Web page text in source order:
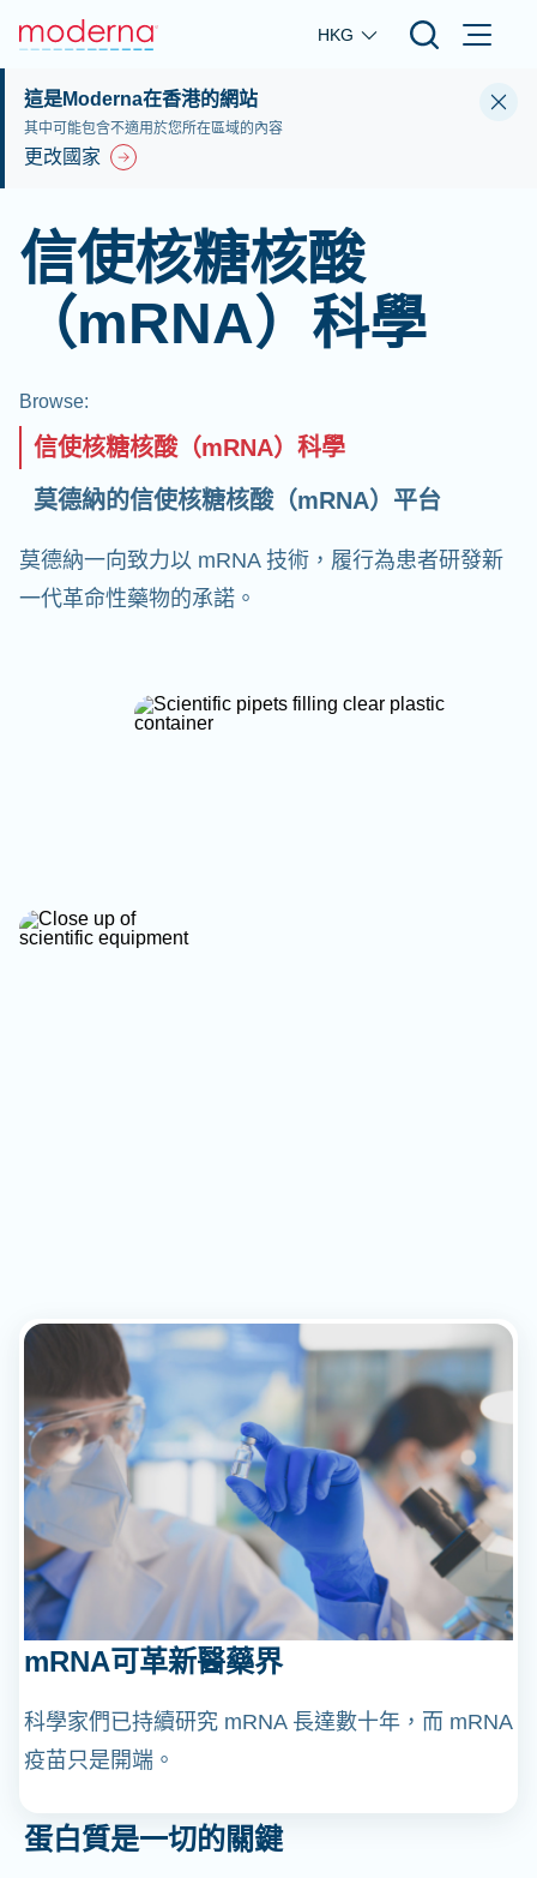
Skip to main content
HKG
這是Moderna在香港的網站
其中可能包含不適用於您所在區域的內容
更改國家
信使核糖核酸
（mRNA）科學
Browse:
信使核糖核酸（mRNA）科學
莫德納的信使核糖核酸（mRNA）平台
莫德納一向致力以 mRNA 技術，履行為患者研發新
一代革命性藥物的承諾。
mRNA可革新醫藥界
科學家們已持續研究 mRNA 長達數十年，而 mRNA
疫苗只是開端。
蛋白質是一切的關鍵